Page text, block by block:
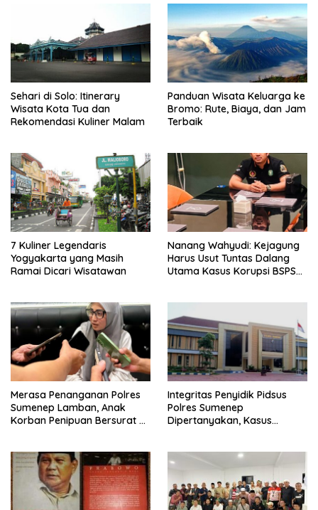
Sehari di Solo: Itinerary
Wisata Kota Tua dan
Rekomendasi Kuliner Malam
Panduan Wisata Keluarga ke
Bromo: Rute, Biaya, dan Jam
Terbaik
7 Kuliner Legendaris
Yogyakarta yang Masih
Ramai Dicari Wisatawan
Nanang Wahyudi: Kejagung
Harus Usut Tuntas Dalang
Utama Kasus Korupsi BSPS
Merasa Penanganan Polres
Sumenep Lamban, Anak
Korban Penipuan Bersurat ke
Integritas Penyidik Pidsus
Polres Sumenep
Dipertanyakan, Kasus
Kepastian